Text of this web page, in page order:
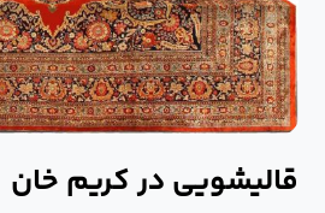
قالیشویی در کریم خان